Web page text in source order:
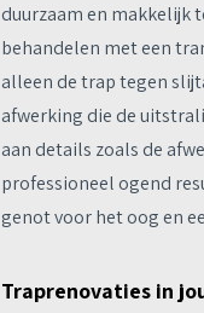
duurzaam en makkelijk
behandelen met een
alleen de trap tegen
afwerking die de
aan details zoals de
professioneel ogend
genot voor het oog en
Traprenovaties in